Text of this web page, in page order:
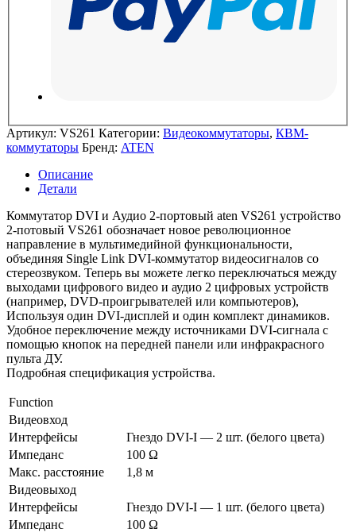
Артикул: VS261 Категории: Видеокоммутаторы, КВМ-
коммутаторы Бренд: ATEN
Описание
Детали
Коммутатор DVI и Аудио 2-портовый aten VS261 устройство
2-потовый VS261 обозначает новое революционное
направление в мультимедийной функциональности,
объединяя Single Link DVI-коммутатор видеосигналов со
стереозвуком. Теперь вы можете легко переключаться между
выходами цифрового видео и аудио 2 цифровых устройств
(например, DVD-проигрывателей или компьютеров),
Используя один DVI-дисплей и один комплект динамиков.
Удобное переключение между источниками DVI-сигнала с
помощью кнопок на передней панели или инфракрасного
пульта ДУ.
Подробная спецификация устройства.
Function
Видеовход
Интерфейсы
Гнездо DVI-I — 2 шт. (белого цвета)
Импеданс
100 Ω
Макс. расстояние
1,8 м
Видеовыход
Интерфейсы
Гнездо DVI-I — 1 шт. (белого цвета)
Импеданс
100 Ω